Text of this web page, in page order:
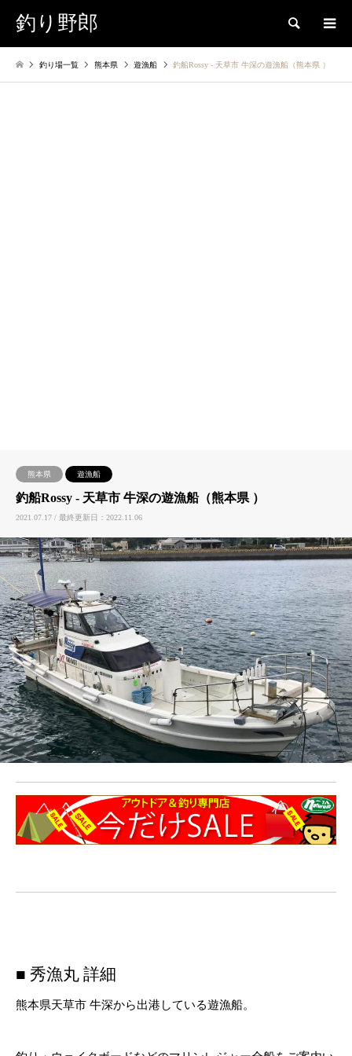
釣り野郎 検索
釣り場一覧 熊本県 遊漁船 釣船Rossy ‐ 天草市 牛深の遊漁船（熊本県 ）
熊本県 遊漁船
釣船Rossy ‐ 天草市 牛深の遊漁船（熊本県 ）
2021.07.17 / 最終更新日：2022.11.06
■ 秀漁丸 詳細
熊本県天草市 牛深から出港している遊漁船。